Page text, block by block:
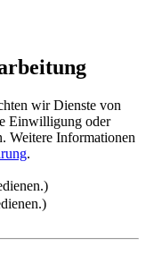
wir Dienste von
Einwilligung oder
Weitere Informationen
.